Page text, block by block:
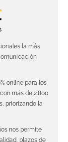
la más
online para los
más de 2.800
priorizando la
nos permite
plazos de